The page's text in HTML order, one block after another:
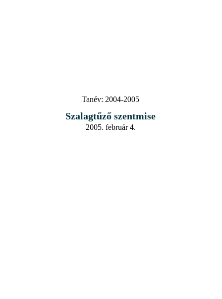
Tanév: 2004-2005
Szalagtűző szentmise
2005. február 4.